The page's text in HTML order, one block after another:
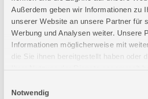
Außerdem geben wir Informationen zu
unserer Website an unsere Partner für
Werbung und Analysen weiter. Unsere
Informationen möglicherweise mit
die Sie ihnen bereitgestellt haben oder
Notwendig
Verpackungsmaße
Länge
Breite
Höhe
Nettogewicht: